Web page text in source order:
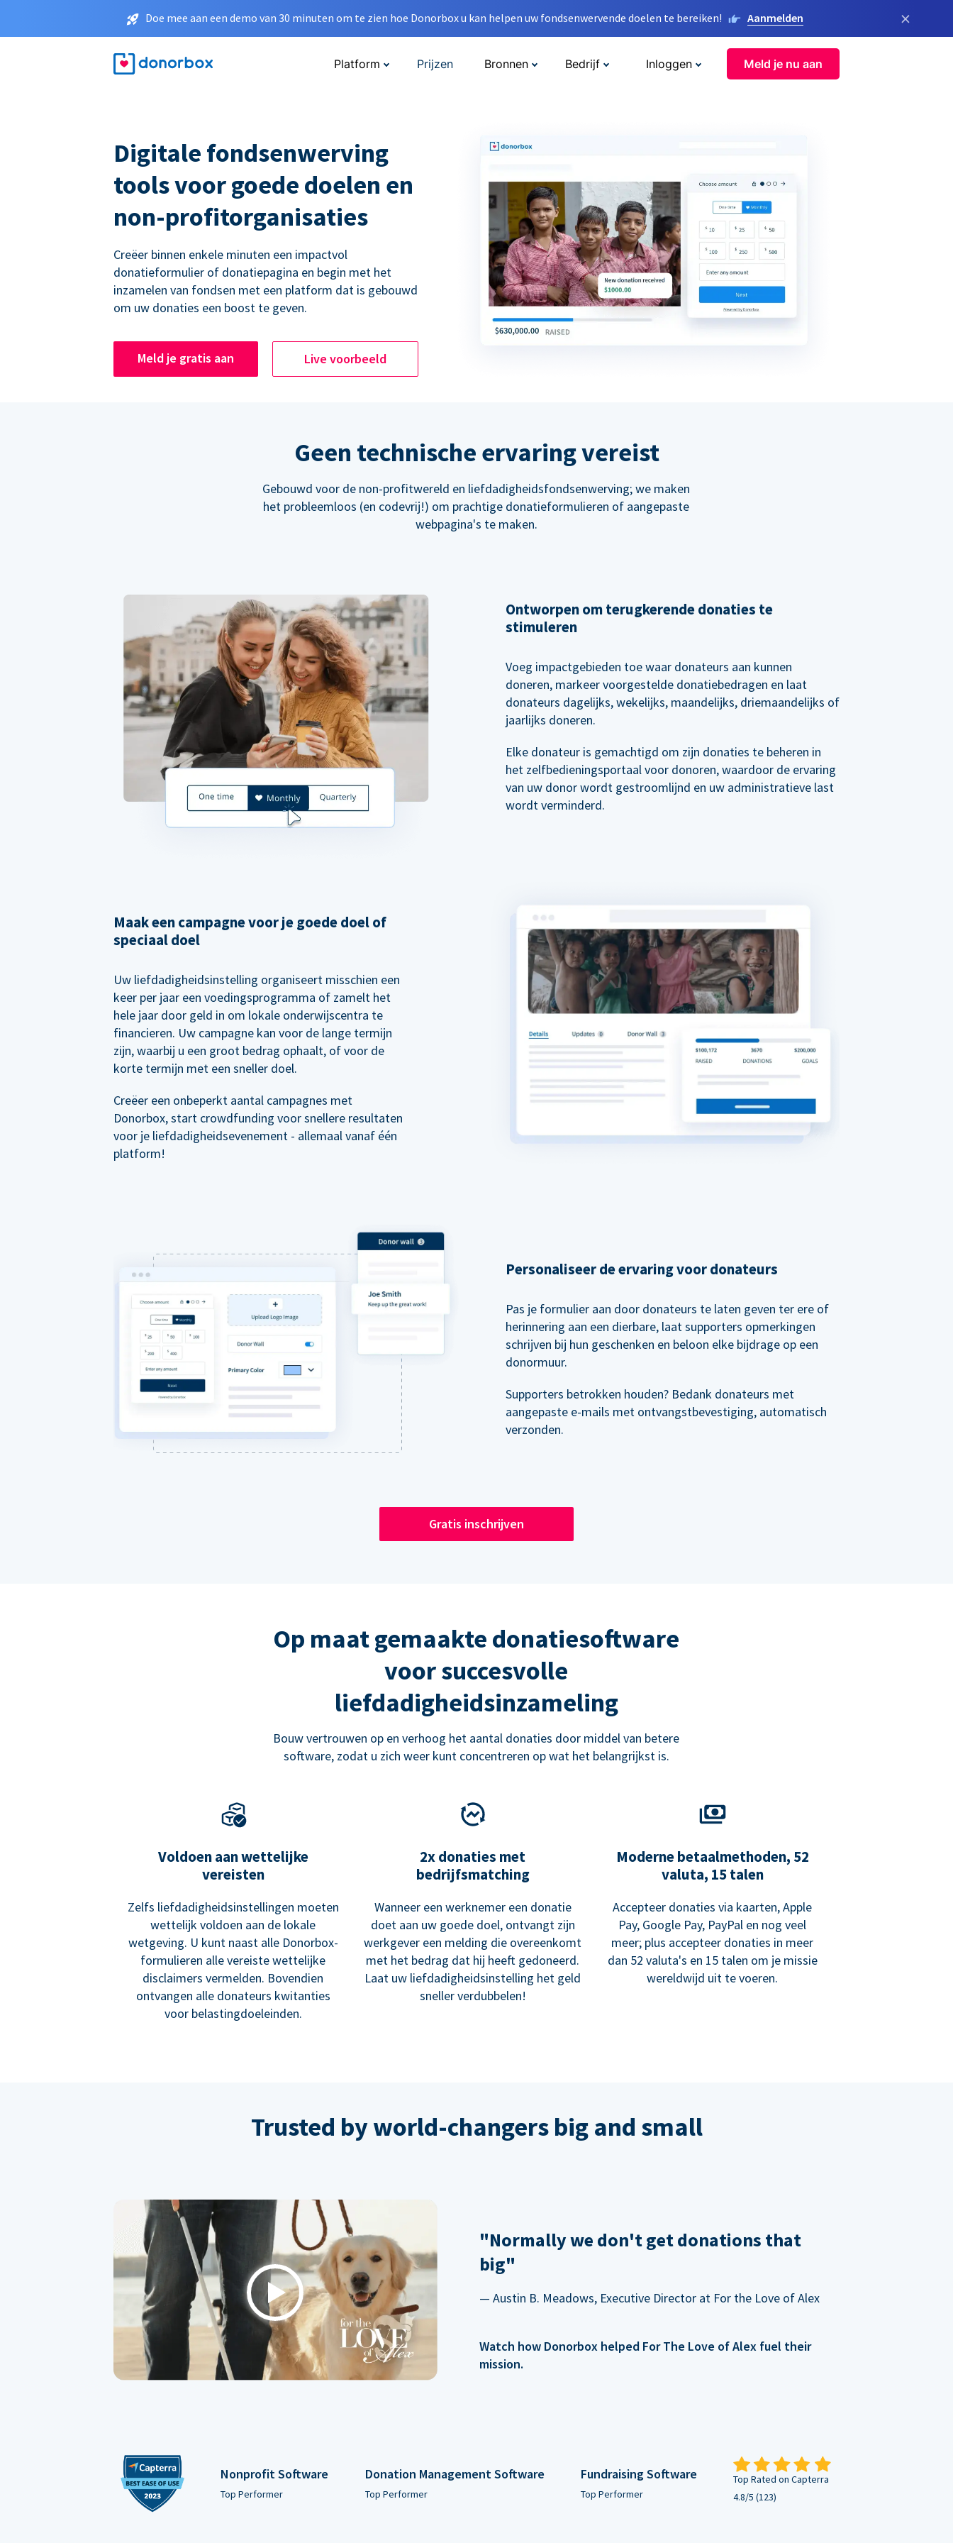
Doe mee aan een demo van 30 minuten om te zien hoe Donorbox u kan helpen uw fondsenwervende doelen te bereiken! Aanmelden ×
Platform Prijzen Bronnen Bedrijf Inloggen Meld je nu aan
Digitale fondsenwerving
tools voor goede doelen en
non-profitorganisaties
Creëer binnen enkele minuten een impactvol
donatieformulier of donatiepagina en begin met het
inzamelen van fondsen met een platform dat is gebouwd
om uw donaties een boost te geven.
Meld je gratis aan Live voorbeeld
Geen technische ervaring vereist
Gebouwd voor de non-profitwereld en liefdadigheidsfondsenwerving; we maken
het probleemloos (en codevrij!) om prachtige donatieformulieren of aangepaste
webpagina's te maken.
Ontworpen om terugkerende donaties te
stimuleren
Voeg impactgebieden toe waar donateurs aan kunnen
doneren, markeer voorgestelde donatiebedragen en laat
donateurs dagelijks, wekelijks, maandelijks, driemaandelijks of
jaarlijks doneren.
Elke donateur is gemachtigd om zijn donaties te beheren in
het zelfbedieningsportaal voor donoren, waardoor de ervaring
van uw donor wordt gestroomlijnd en uw administratieve last
wordt verminderd.
Maak een campagne voor je goede doel of
speciaal doel
Uw liefdadigheidsinstelling organiseert misschien een
keer per jaar een voedingsprogramma of zamelt het
hele jaar door geld in om lokale onderwijscentra te
financieren. Uw campagne kan voor de lange termijn
zijn, waarbij u een groot bedrag ophaalt, of voor de
korte termijn met een sneller doel.
Creëer een onbeperkt aantal campagnes met
Donorbox, start crowdfunding voor snellere resultaten
voor je liefdadigheidsevenement - allemaal vanaf één
platform!
Personaliseer de ervaring voor donateurs
Pas je formulier aan door donateurs te laten geven ter ere of
herinnering aan een dierbare, laat supporters opmerkingen
schrijven bij hun geschenken en beloon elke bijdrage op een
donormuur.
Supporters betrokken houden? Bedank donateurs met
aangepaste e-mails met ontvangstbevestiging, automatisch
verzonden.
Gratis inschrijven
Op maat gemaakte donatiesoftware
voor succesvolle
liefdadigheidsinzameling
Bouw vertrouwen op en verhoog het aantal donaties door middel van betere
software, zodat u zich weer kunt concentreren op wat het belangrijkst is.
Voldoen aan wettelijke
vereisten
Zelfs liefdadigheidsinstellingen moeten
wettelijk voldoen aan de lokale
wetgeving. U kunt naast alle Donorbox-
formulieren alle vereiste wettelijke
disclaimers vermelden. Bovendien
ontvangen alle donateurs kwitanties
voor belastingdoeleinden.
2x donaties met
bedrijfsmatching
Wanneer een werknemer een donatie
doet aan uw goede doel, ontvangt zijn
werkgever een melding die overeenkomt
met het bedrag dat hij heeft gedoneerd.
Laat uw liefdadigheidsinstelling het geld
sneller verdubbelen!
Moderne betaalmethoden, 52
valuta, 15 talen
Accepteer donaties via kaarten, Apple
Pay, Google Pay, PayPal en nog veel
meer; plus accepteer donaties in meer
dan 52 valuta's en 15 talen om je missie
wereldwijd uit te voeren.
Trusted by world-changers big and small
Play
"Normally we don't get donations that
big"
— Austin B. Meadows, Executive Director at For the Love of Alex
Watch how Donorbox helped For The Love of Alex fuel their
mission.
Nonprofit Software
Top Performer
Donation Management Software
Top Performer
Fundraising Software
Top Performer
Top Rated on Capterra
4.8/5 (123)